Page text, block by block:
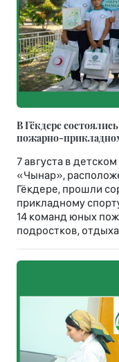
В Гёкдере
пожарно-
7 августа в
«Чынар»,
Гёкдере, прошли
прикладному
14 команд юных
подростков,